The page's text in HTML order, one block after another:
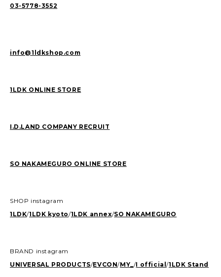
03-5778-3552
info@1ldkshop.com
1LDK ONLINE STORE
I.D.LAND COMPANY RECRUIT
SO NAKAMEGURO ONLINE STORE
SHOP instagram
1LDK/1LDK kyoto/1LDK annex/SO NAKAMEGURO
BRAND instagram
UNIVERSAL PRODUCTS/EVCON/MY_ /I official/1LDK Stand